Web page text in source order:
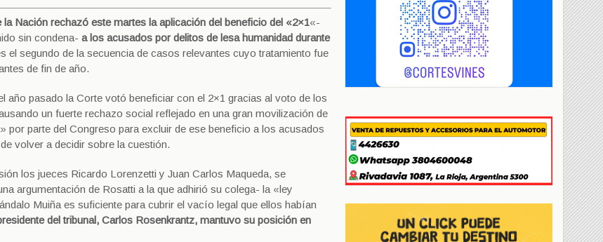
Nación rechazó este martes la aplicación del beneficio del «2×1«-
sin condena- a los acusados por delitos de lesa humanidad durante
el segundo de la secuencia de casos relevantes cuyo tratamiento fue
de fin de año.
año pasado la Corte votó beneficiar con el 2×1 gracias al voto de los
un fuerte rechazo social reflejado en una gran movilización de
parte del Congreso para excluir de ese beneficio a los acusados
volver a decidir sobre la cuestión.
los jueces Ricardo Lorenzetti y Juan Carlos Maqueda, se
argumentación de Rosatti a la que adhirió su colega- la «ley
Muiña es suficiente para cubrir el vacío legal que ellos habían
del tribunal, Carlos Rosenkrantz, mantuvo su posición en